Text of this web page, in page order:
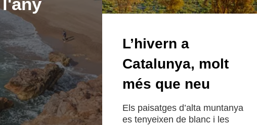
L’hivern a
Catalunya, molt
més que neu
Els paisatges d’alta muntanya
es tenyeixen de blanc i les